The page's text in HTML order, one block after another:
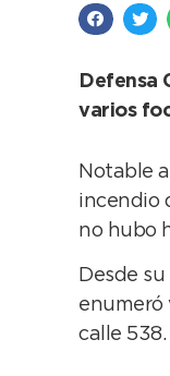
Defensa
varios
Notable
incendio
no hubo
Desde
enumeró
calle 538.